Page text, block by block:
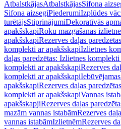
AtbalstkājasAtbalstkājasSifona
Sifona aizsegiPiederumiIzplūdes
turētājsStiprinājumiDekoratīvās
apakšskapiRoku mazgāšanas
apakšskapiRezerves daļas
komplekti ar apakšskapiIzlietnes
daļas paredzētas: Izlietnes komplekti
komplekti ar apakšskapiRezerves
komplekti ar apakšskapi
apakšskapiRezerves daļas
komplekti ar apakšskapiVannas
apakšskapjiRezerves daļas
mazām vannas istabāmRezerves
vannas istabāmIzlietnēmRezerves